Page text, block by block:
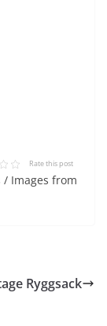
Rate this post
/ Images from
Ryggsack